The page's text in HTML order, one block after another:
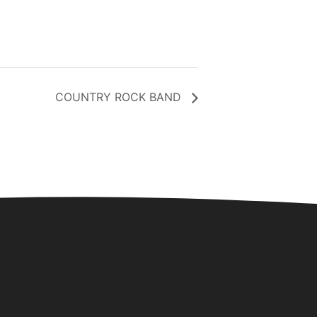
COUNTRY ROCK BAND